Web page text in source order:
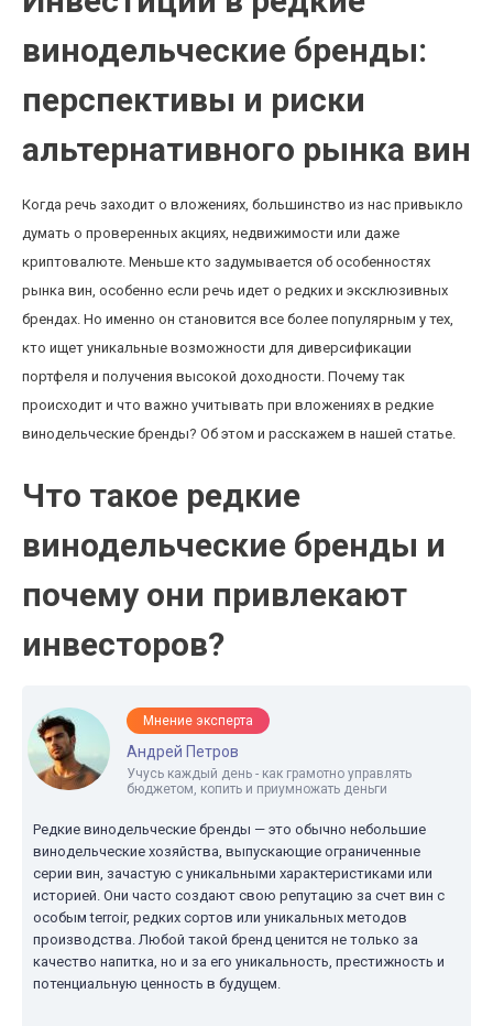
винодельческие бренды:
перспективы и риски
альтернативного рынка вин
Когда речь заходит о вложениях, большинство из нас привыкло
думать о проверенных акциях, недвижимости или даже
криптовалюте. Меньше кто задумывается об особенностях
рынка вин, особенно если речь идет о редких и эксклюзивных
брендах. Но именно он становится все более популярным у тех,
кто ищет уникальные возможности для диверсификации
портфеля и получения высокой доходности. Почему так
происходит и что важно учитывать при вложениях в редкие
винодельческие бренды? Об этом и расскажем в нашей статье.
Что такое редкие
винодельческие бренды и
почему они привлекают
инвесторов?
Мнение эксперта
Андрей Петров
Учусь каждый день - как грамотно управлять
бюджетом, копить и приумножать деньги
Редкие винодельческие бренды — это обычно небольшие
винодельческие хозяйства, выпускающие ограниченные
серии вин, зачастую с уникальными характеристиками или
историей. Они часто создают свою репутацию за счет вин с
особым terroir, редких сортов или уникальных методов
производства. Любой такой бренд ценится не только за
качество напитка, но и за его уникальность, престижность и
потенциальную ценность в будущем.